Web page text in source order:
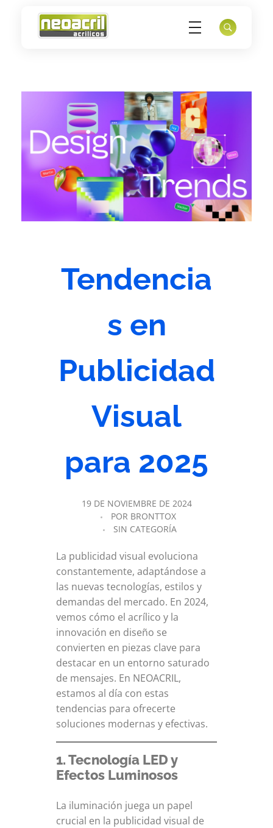
Tendencia
s en
Publicidad
Visual
para 2025
19 DE NOVIEMBRE DE 2024
POR BRONTTOX
SIN CATEGORÍA
La publicidad visual evoluciona
constantemente, adaptándose a
las nuevas tecnologías, estilos y
demandas del mercado. En 2024,
vemos cómo el acrílico y la
innovación en diseño se
convierten en piezas clave para
destacar en un entorno saturado
de mensajes. En NEOACRIL,
estamos al día con estas
tendencias para ofrecerte
soluciones modernas y efectivas.
1. Tecnología LED y
Efectos Luminosos
La iluminación juega un papel
crucial en la publicidad visual de